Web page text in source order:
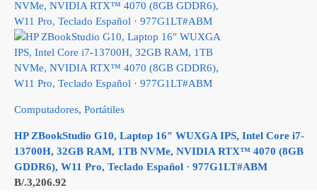
Computadores, Portátiles
HP ZBookStudio G10, Laptop 16″ WUXGA IPS, Intel Core i7-
13700H, 32GB RAM, 1TB NVMe, NVIDIA RTX™ 4070 (8GB
GDDR6), W11 Pro, Teclado Español · 977G1LT#ABM
B/.3,206.92